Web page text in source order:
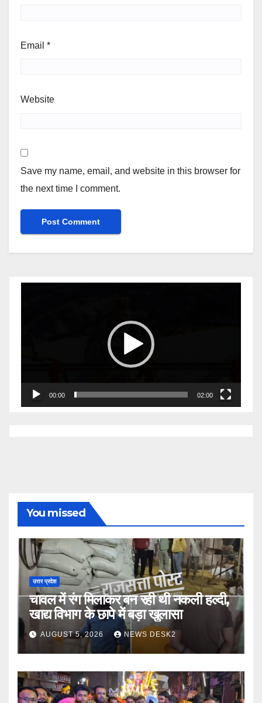
Email *
Website
Save my name, email, and website in this browser for
the next time I comment.
00:00 02:00
You missed
उत्तर प्रदेश
चावल में रंग मिलाकर बन रही थी नकली हल्दी,
खाद्य विभाग के छापे में बड़ा खुलासा
AUGUST 5, 2026 NEWS DESK2